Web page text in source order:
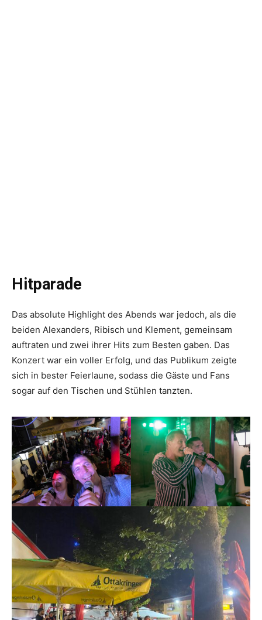
Hitparade
Das absolute Highlight des Abends war jedoch, als die
beiden Alexanders, Ribisch und Klement, gemeinsam
auftraten und zwei ihrer Hits zum Besten gaben. Das
Konzert war ein voller Erfolg, und das Publikum zeigte
sich in bester Feierlaune, sodass die Gäste und Fans
sogar auf den Tischen und Stühlen tanzten.